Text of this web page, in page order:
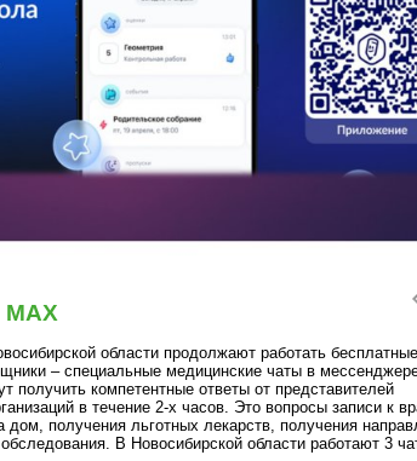
МАХ
области продолжают работать бесплатные
– специальные медицинские чаты в
получить компетентные ответы от представителей
в течение 2-х часов. Это вопросы записи к
дом, получения льготных лекарств, получения
обследования. В Новосибирской области работают 3